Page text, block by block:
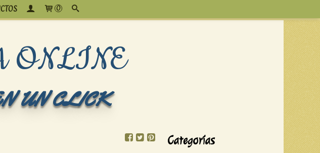
0
ONLINE
UN CLICK
Categorías